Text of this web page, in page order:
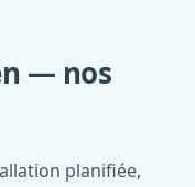
— nos
planifiée,